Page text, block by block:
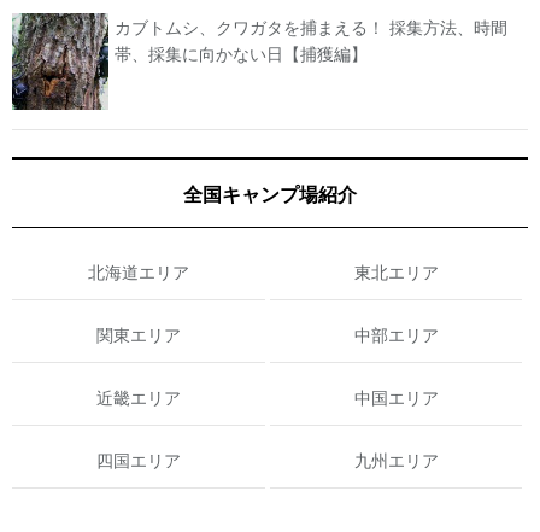
カブトムシ、クワガタを捕まえる！ 採集方法、時間
帯、採集に向かない日【捕獲編】
全国キャンプ場紹介
北海道エリア 東北エリア
関東エリア 中部エリア
近畿エリア 中国エリア
四国エリア 九州エリア